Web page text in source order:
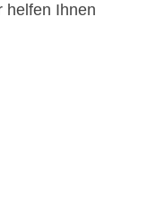
helfen Ihnen